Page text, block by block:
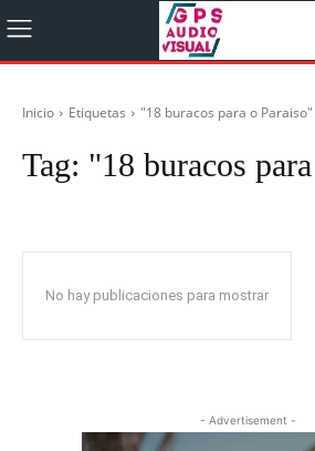
Inicio Etiquetas "18 buracos para o Paraiso"
Tag: "18 buracos
No hay publicaciones para mostrar
- Advertisement -